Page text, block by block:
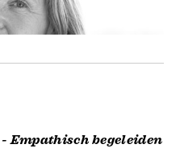
Empathisch begeleiden